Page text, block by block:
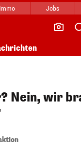
Immo Jobs
Nein, wir